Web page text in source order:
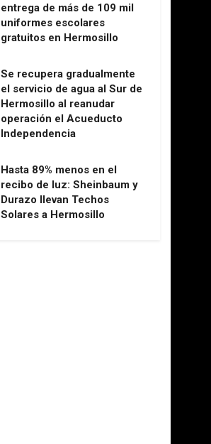
entrega de más de 109 mil
uniformes escolares
gratuitos en Hermosillo
Se recupera gradualmente
el servicio de agua al Sur de
Hermosillo al reanudar
operación el Acueducto
Independencia
Hasta 89% menos en el
recibo de luz: Sheinbaum y
Durazo llevan Techos
Solares a Hermosillo